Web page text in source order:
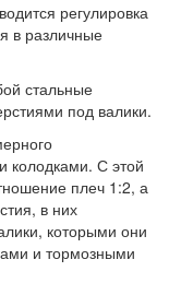
регулировка
в различные
стальные
под валики.
колодками. С этой
плеч 1:2, а
в них
которыми они
и тормозными